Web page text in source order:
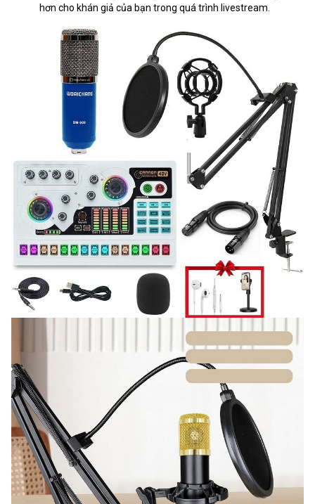
hơn cho khán giả của bạn trong quá trình livestream.